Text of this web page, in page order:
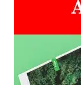
sensibilidad al
estratégica,
es a través del
pregunta»,